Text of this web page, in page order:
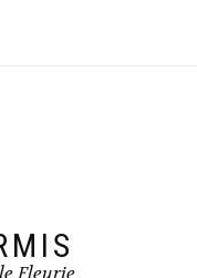
Fleurie